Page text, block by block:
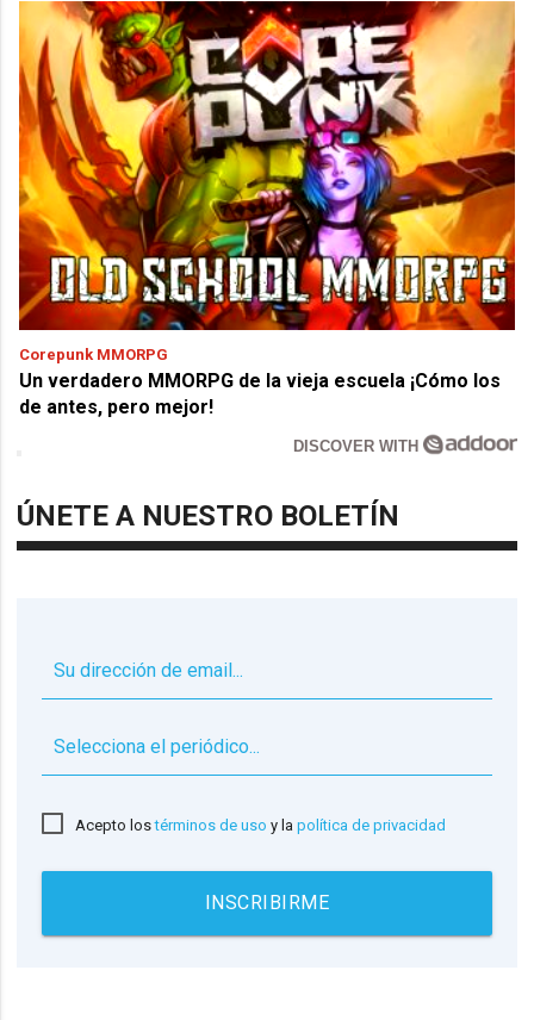
Corepunk MMORPG
Un verdadero MMORPG de la vieja escuela ¡Cómo los
de antes, pero mejor!
DISCOVER WITH
ÚNETE A NUESTRO BOLETÍN
Acepto lostérminos de uso y lapolítica de privacidad
INSCRIBIRME